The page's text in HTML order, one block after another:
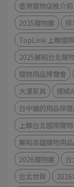
香港寵物店推介
2025寵物展
揆
TopLink 上聯國
2025展昭台北寵
寵物用品博覽會
大漢家具
挪威
台中貓的用品保
上聯台北國際寵
展昭高雄寵物用
2026寵物展
台北世貿
2026